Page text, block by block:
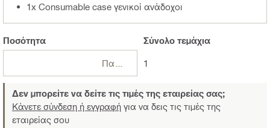
1x Consumable case γενικοί ανάδοχοι
Ποσότητα Σύνολοτεμάχια
1
Δεν μπορείτε να δείτε τις τιμές της εταιρείας σας;
Κάνετε σύνδεση ή εγγραφή για να δεις τις τιμές της
εταιρείας σου